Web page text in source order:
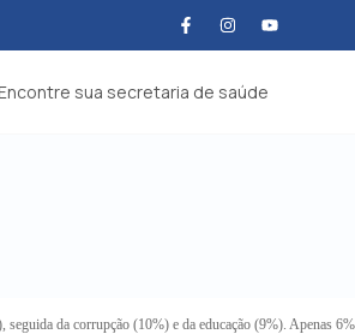
sua secretaria de saúde
seguida da corrupção (10%) e da educação (9%). Apenas 6%